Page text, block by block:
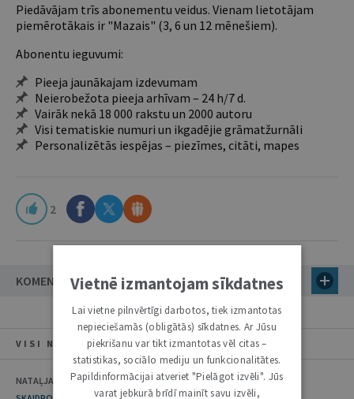
Piedāvājam trīs abonementu veidus. Vienam lietotājam
piemērotākais ir "Mazais" (3, 6 un 12 mēnešiem).
Abonentu ieguvumi:
Pieeja jaunākajam izdevumam
Neierobežota pieeja arhīvam – 24 h/7 d.
Vairāk nekā 18 000 rakstu un 2000 autoru
Visi tematiskie numuri un ikgadējie grāmatžurnāli
Personalizētās iespējas – piezīmes, citāti, mapes
2
KOMENTĀRI
VISI NUMURA RAKSTI
NATAĻJA PREISA
Vietnē izmantojam sīkdatnes
Lai vietne pilnvērtīgi darbotos, tiek izmantotas
nepieciešamās (obligātās) sīkdatnes. Ar Jūsu
piekrišanu var tikt izmantotas vēl citas –
statistikas, sociālo mediju un funkcionalitātes.
Papildinformācijai atveriet "Pielāgot izvēli". Jūs
varat jebkurā brīdī mainīt savu izvēli,